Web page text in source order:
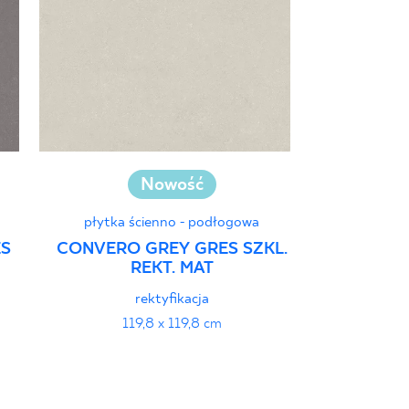
Nowość
płytka ścienno - podłogowa
CONVERO GREY GRES SZKL.
REKT. MAT
rektyfikacja
119,8 x 119,8 cm